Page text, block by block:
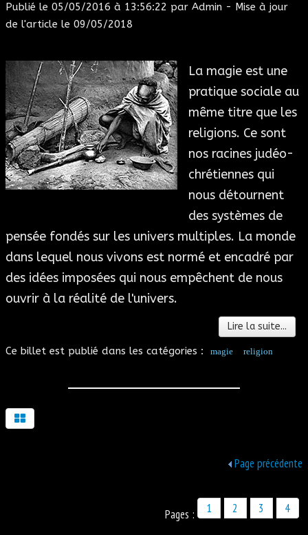
Publié le 05/05/2016 à 13:56:22 par Admin - Mise à jour
de l'article le 09/05/2018
La magie est une
pratique sociale au
même titre que les
religions. Ce sont
nos racines judéo-
chrétiennes qui
nous détournent
des systèmes de
pensée fondés sur les univers multiples. La monde
dans lequel nous vivons est normé et encadré par
des idées imposées qui nous empêchent de nous
ouvrir à la réalité de l'univers.
Lire la suite...
Ce billet est publié dans les catégories : magie religion
Page précédente
Pages : 1 2 3 4